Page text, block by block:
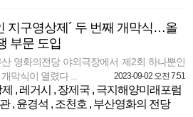
지구영상제´ 두 번째 개막식…올
부문 도입
영화의전당 야외극장에서 제2회 하나뿐인
막식이 열렸다 ...
2023-09-02 오전 7:51
, 레거시 , 장제국 , 극지해양미래포럼
, 윤경석 , 조천호 , 부산영화의 전당